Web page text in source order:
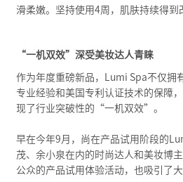
滑柔嫩。坚持使用4周，肌肤持续得到
“一机双效”深受美妆达人青睐
作为年度重磅新品，Lumi Spa不仅拥
专业经验和美国专利认证技术的保障
现了行业突破性的“一机双效”。
早在今年9月，尚在产品试用阶段的
茂、余小泉在内的时尚达人和美妆博
公众的产品试用体验活动，也吸引了